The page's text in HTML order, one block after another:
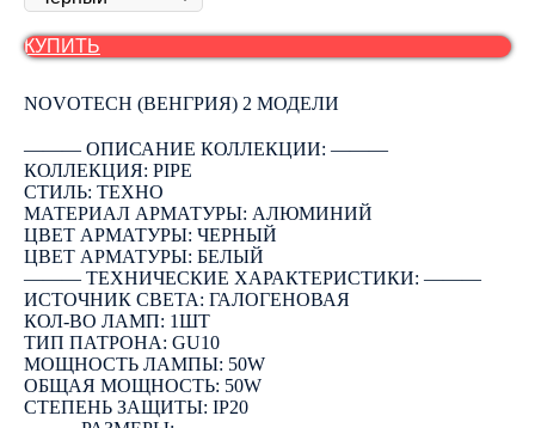
КУПИТЬ
NOVOTECH (ВЕНГРИЯ) 2 МОДЕЛИ
――― ОПИСАНИЕ КОЛЛЕКЦИИ: ―――
КОЛЛЕКЦИЯ: PIPE
СТИЛЬ: ТЕХНО
МАТЕРИАЛ АРМАТУРЫ: АЛЮМИНИЙ
ЦВЕТ АРМАТУРЫ: ЧЕРНЫЙ
ЦВЕТ АРМАТУРЫ: БЕЛЫЙ
――― ТЕХНИЧЕСКИЕ ХАРАКТЕРИСТИКИ: ―――
ИСТОЧНИК СВЕТА: ГАЛОГЕНОВАЯ
КОЛ-ВО ЛАМП: 1ШТ
ТИП ПАТРОНА: GU10
МОЩНОСТЬ ЛАМПЫ: 50W
ОБЩАЯ МОЩНОСТЬ: 50W
СТЕПЕНЬ ЗАЩИТЫ: IP20